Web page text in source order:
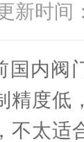
新时
国内阀
精度低
不太适